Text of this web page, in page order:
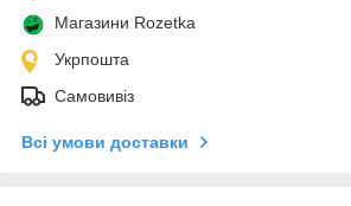
Магазини Rozetka
Укрпошта
Самовивіз
Всі умови доставки